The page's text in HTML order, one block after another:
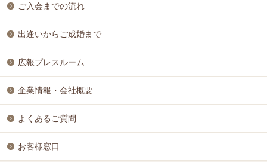
ご入会までの流れ
出逢いからご成婚まで
広報プレスルーム
企業情報・会社概要
よくあるご質問
お客様窓口